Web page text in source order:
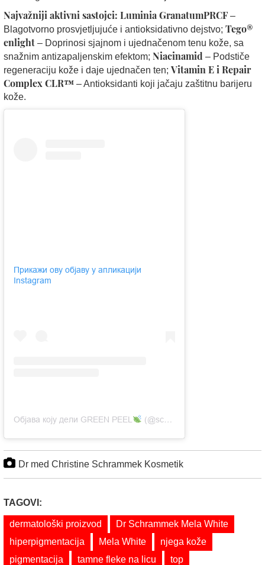
Najvažniji aktivni sastojci: Luminia GranatumPRCF –
Blagotvorno prosvjetljujuće i antioksidativno dejstvo; Tego®
enlight – Doprinosi sjajnom i ujednačenom tenu kože, sa
snažnim antizapaljenskim efektom; Niacinamid – Podstiče
regeneraciju kože i daje ujednačen ten; Vitamin E i Repair
Complex CLR™ – Antioksidanti koji jačaju zaštitnu barijeru
kože.
Прикажи ову објаву у апликацији
Instagram
Објава коју дели GREEN PEEL (@schrammek_cg)
Dr med Christine Schrammek Kosmetik
TAGOVI:
dermatološki proizvod
Dr Schrammek Mela White
hiperpigmentacija
Mela White
njega kože
pigmentacija
tamne fleke na licu
top